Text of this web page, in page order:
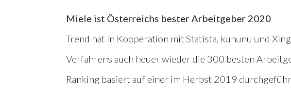
Miele ist Österreichs bester Arbeitgeber 2020
Trend hat in Kooperation mit Statista, kununu und
Verfahrens auch heuer wieder die 300 besten
Ranking basiert auf einer im Herbst 2019